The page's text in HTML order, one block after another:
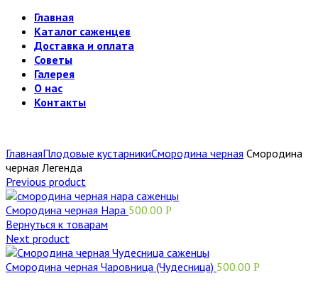
Главная
Каталог саженцев
Доставка и оплата
Советы
Галерея
О нас
Контакты
ГлавнаяПлодовые кустарникиСмородина черная Смородина
черная Легенда
Previous product
Смородина черная Нара 500.00 Р
Вернуться к товарам
Next product
Смородина черная Чаровница (Чудесница) 500.00 Р